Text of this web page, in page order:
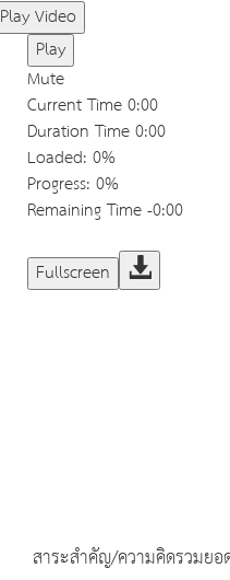
Play Video
Play
Mute
Current Time0:00
Duration Time0:00
Loaded: 0%
Progress: 0%
Remaining Time-0:00
Fullscreen
สาระสำคัญ/ความคิดรวมยอ